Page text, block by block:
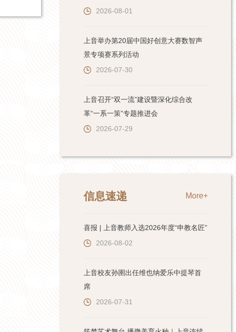
2026-08-01
上音举办第20届中国好创意大赛数智声
景专项赛系列活动
2026-07-30
上音召开“双一流”建设暨深化综合改
革“一系一策”专题推进会
2026-07-29
信息速递 More+
喜报 | 上音教师入选2026年度“申教名匠”
2026-08-02
上音校友孙圉出任维也纳爱乐中提琴首
席
2026-07-31